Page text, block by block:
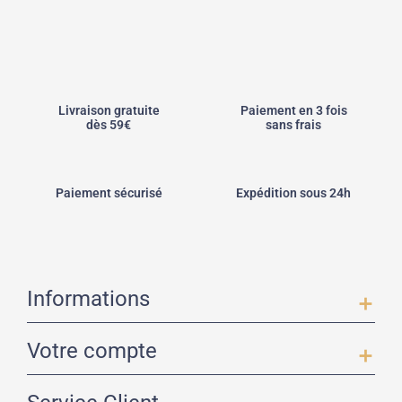
Livraison gratuite
dès 59€
Paiement en 3 fois
sans frais
Paiement sécurisé Expédition sous 24h
Informations add
Votre compte add